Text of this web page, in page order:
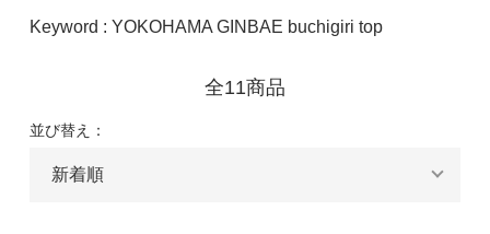
Keyword : YOKOHAMA GINBAE buchigiri top
全11商品
並び替え：